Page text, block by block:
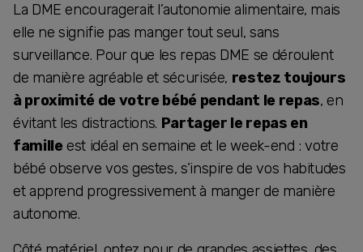
La DME encouragerait l’autonomie alimentaire, mais
elle ne signifie pas manger tout seul, sans
surveillance. Pour que les repas DME se déroulent
de manière agréable et sécurisée, restez toujours
à proximité de votre bébé pendant le repas, en
évitant les distractions. Partager le repas en
famille est idéal en semaine et le week-end : votre
bébé observe vos gestes, s’inspire de vos habitudes
et apprend progressivement à manger de manière
autonome.